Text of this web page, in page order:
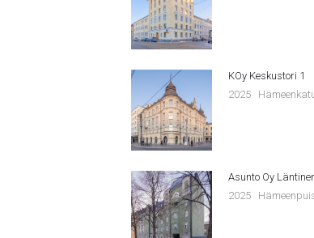
KOy Keskustori 1
2025
Asunto Oy
2025